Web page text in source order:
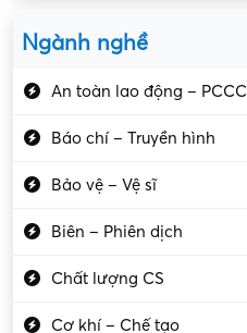
Ngành nghề
An toàn lao động – PCCC
Báo chí – Truyền hình
Bảo vệ – Vệ sĩ
Biên – Phiên dịch
Chất lượng CS
Cơ khí – Chế tạo